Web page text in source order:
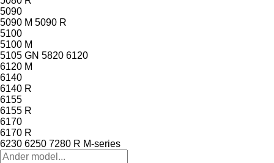
5090
5090 M 5090 R
5100
5100 M
5105 GN 5820 6120
6120 M
6140
6140 R
6155
6155 R
6170
6170 R
6230 6250 7280 R M-series